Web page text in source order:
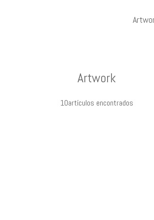
Artwork
10artículos encontrados